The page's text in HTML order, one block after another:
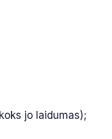
jo laidumas);